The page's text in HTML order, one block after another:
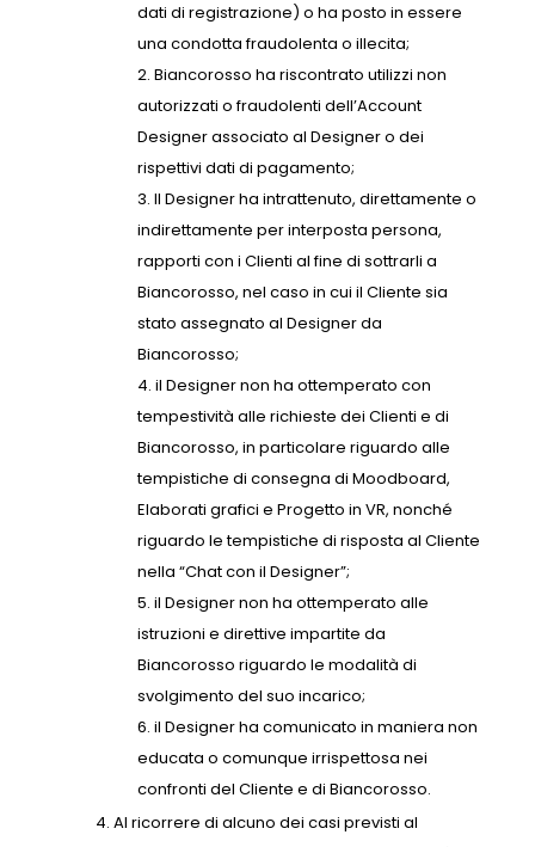
dati di registrazione) o ha posto in essere
una condotta fraudolenta o illecita;
Biancorosso ha riscontrato utilizzi non
autorizzati o fraudolenti dell’Account
Designer associato al Designer o dei
rispettivi dati di pagamento;
Il Designer ha intrattenuto, direttamente o
indirettamente per interposta persona,
rapporti con i Clienti al fine di sottrarli a
Biancorosso, nel caso in cui il Cliente sia
stato assegnato al Designer da
Biancorosso;
il Designer non ha ottemperato con
tempestività alle richieste dei Clienti e di
Biancorosso, in particolare riguardo alle
tempistiche di consegna di Moodboard,
Elaborati grafici e Progetto in VR, nonché
riguardo le tempistiche di risposta al Cliente
nella “Chat con il Designer”;
il Designer non ha ottemperato alle
istruzioni e direttive impartite da
Biancorosso riguardo le modalità di
svolgimento del suo incarico;
il Designer ha comunicato in maniera non
educata o comunque irrispettosa nei
confronti del Cliente e di Biancorosso.
Al ricorrere di alcuno dei casi previsti al